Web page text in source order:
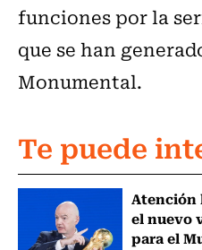
funciones por la
que se han
Monumental.
Te puede
Atención
el nuevo
para el